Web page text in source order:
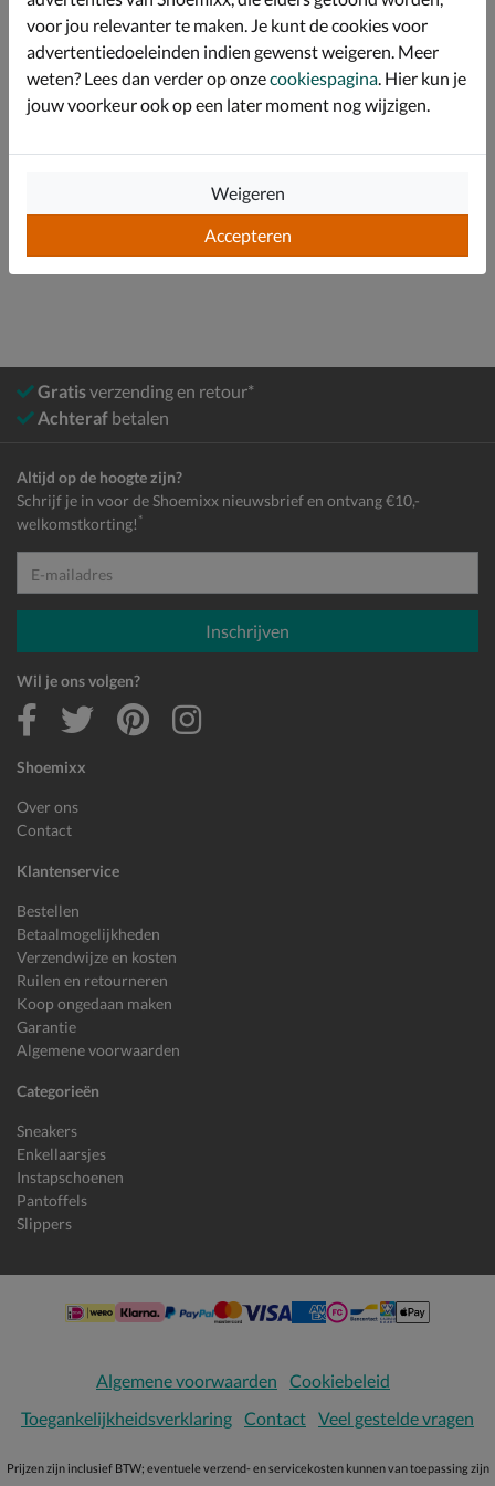
Specificaties
Over Pikolinos
Boots
Rits- & gesloten boots
Gratisverzending en retour*
Achteraf betalen
Shoemixx
Over ons
Contact
Klantenservice
Bestellen
Betaalmogelijkheden
Verzendwijze en kosten
Ruilen en retourneren
Koop ongedaan maken
Garantie
Algemene voorwaarden
Categorieën
Sneakers
Enkellaarsjes
Instapschoenen
Pantoffels
Slippers
Altijd op de hoogte zijn?
Schrijf je in voor de Shoemixx nieuwsbrief en ontvang €10,-
welkomstkorting! *
E-mailadres
Inschrijven
Wil je ons volgen?
Algemene voorwaarden
Cookiebeleid
Toegankelijkheidsverklaring Contact Veel gestelde vragen
Prijzen zijn inclusief BTW; eventuele verzend- en servicekosten kunnen van toepassing zijn
voor jou relevanter te maken. Je kunt de cookies voor
advertentiedoeleinden indien gewenst weigeren. Meer
weten? Lees dan verder op onzecookiespagina. Hier kun je
jouw voorkeur ook op een later moment nog wijzigen.
Accepteren
Weigeren